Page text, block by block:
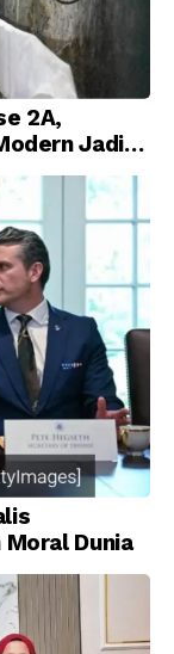
2A,
Jadi
Dunia